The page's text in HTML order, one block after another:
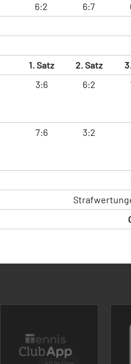
6:2 6:7
1. Satz 2. Satz
3:6 6:2
7:6 3:2